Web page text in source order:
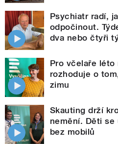
Psychiatr radí,
odpočinout.
dva nebo čtyři
Pro včelaře léto
rozhoduje o
zimu
Skauting drží
nemění. Děti
bez mobilů